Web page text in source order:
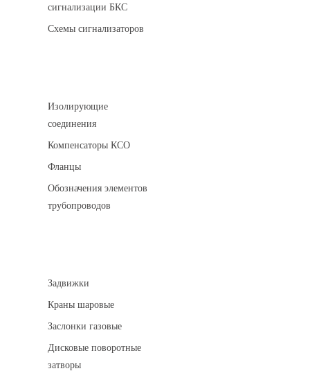
сигнализации БКС
Схемы сигнализаторов
Изолирующие
соединения
Компенсаторы КСО
Фланцы
Обозначения элементов
трубопроводов
Задвижки
Краны шаровые
Заслонки газовые
Дисковые поворотные
затворы